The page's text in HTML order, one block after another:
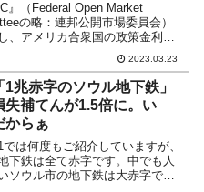
』（Federal Open Market
の略：連邦公開市場委員会）
、アメリカ合衆国の政策金利は
＝25bp）上昇しました。しか
末の金利予測は据え置きで、金利
が終わりに近づいたと...
2023.03.23
1兆赤字のソウル地下鉄」
失補てんが1.5倍に。い
からぁ
では何度もご紹介していますが、
下鉄は全て赤字です。中でも人
ソウル市の地下鉄は大赤字で